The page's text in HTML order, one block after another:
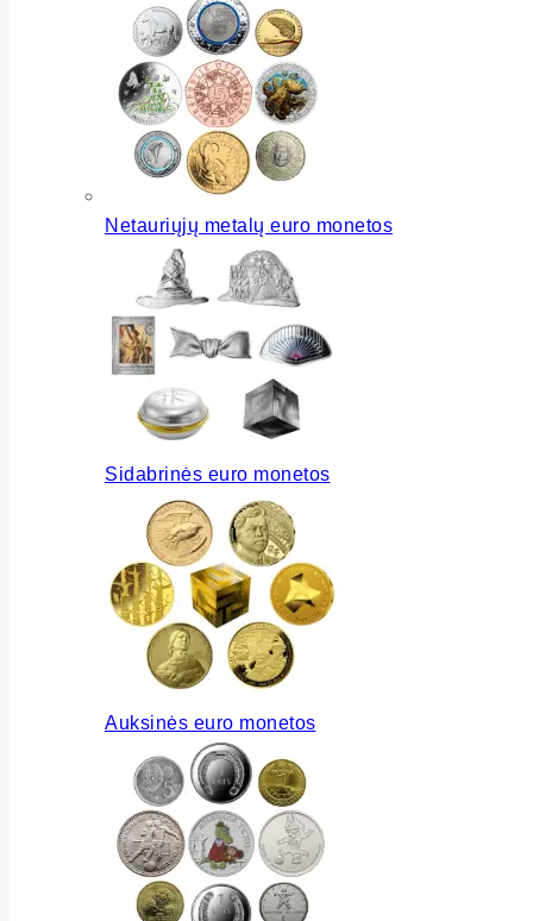
Netauriųjų metalų euro monetos
Sidabrinės euro monetos
Auksinės euro monetos